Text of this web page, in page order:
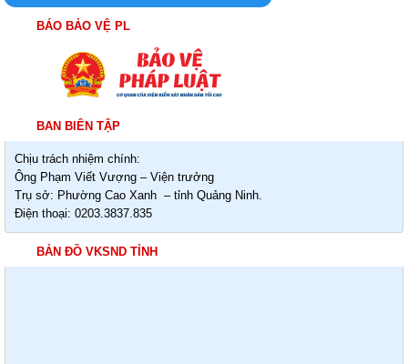
BÁO BẢO VỆ PL
BAN BIÊN TẬP
Chịu trách nhiệm chính:
Ông Phạm Viết Vượng – Viện trưởng
Trụ sở: Phường Cao Xanh – tỉnh Quảng Ninh.
Điện thoại: 0203.3837.835
BẢN ĐỒ VKSND TỈNH